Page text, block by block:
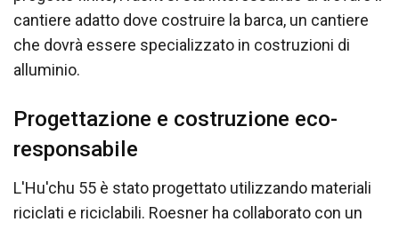
cantiere adatto dove costruire la barca, un cantiere
che dovrà essere specializzato in costruzioni di
alluminio.
Progettazione e costruzione eco-
responsabile
L'Hu'chu 55 è stato progettato utilizzando materiali
riciclati e riciclabili. Roesner ha collaborato con un